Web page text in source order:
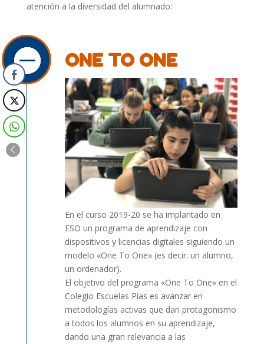
atención a la diversidad del alumnado:
ONE TO ONE
En el curso 2019-20 se ha implantado en
ESO un programa de aprendizaje con
dispositivos y licencias digitales siguiendo un
modelo «One To One» (es decir: un alumno,
un ordenador).
El objetivo del programa «One To One» en el
Colegio Escuelas Pías es avanzar en
metodologías activas que dan protagonismo
a todos los alumnos en su aprendizaje,
dando una gran relevancia a las